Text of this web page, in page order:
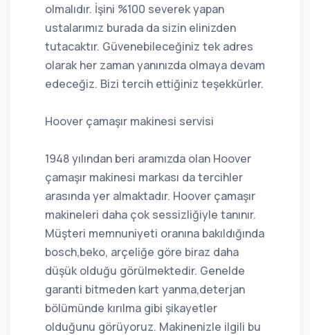
olmalıdır. İşini %100 severek yapan
ustalarımız burada da sizin elinizden
tutacaktır. Güvenebileceğiniz tek adres
olarak her zaman yanınızda olmaya devam
edeceğiz. Bizi tercih ettiğiniz teşekkürler.
Hoover çamaşır makinesi servisi
1948 yılından beri aramızda olan Hoover
çamaşır makinesi markası da tercihler
arasında yer almaktadır. Hoover çamaşır
makineleri daha çok sessizliğiyle tanınır.
Müşteri memnuniyeti oranına bakıldığında
bosch,beko, arçeliğe göre biraz daha
düşük olduğu görülmektedir. Genelde
garanti bitmeden kart yanma,deterjan
bölümünde kırılma gibi şikayetler
olduğunu görüyoruz. Makinenizle ilgili bu